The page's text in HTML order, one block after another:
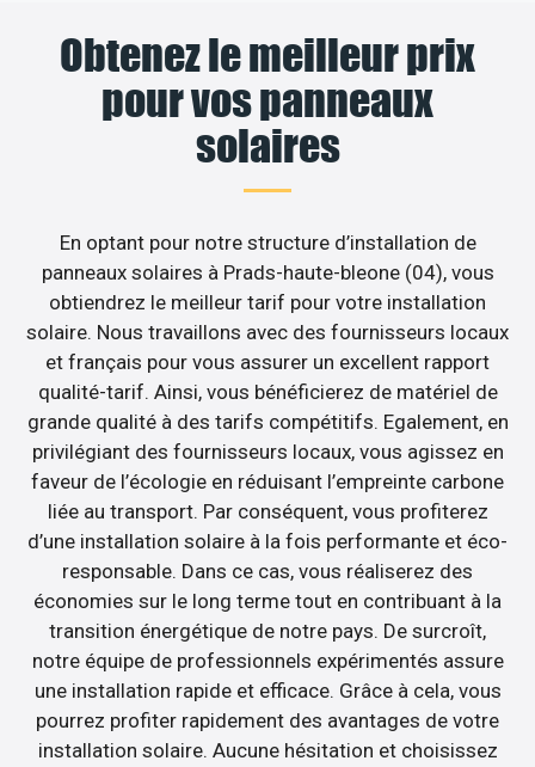
Obtenez le meilleur prix
pour vos panneaux
solaires
En optant pour notre structure d’installation de
panneaux solaires à Prads-haute-bleone (04), vous
obtiendrez le meilleur tarif pour votre installation
solaire. Nous travaillons avec des fournisseurs locaux
et français pour vous assurer un excellent rapport
qualité-tarif. Ainsi, vous bénéficierez de matériel de
grande qualité à des tarifs compétitifs. Egalement, en
privilégiant des fournisseurs locaux, vous agissez en
faveur de l’écologie en réduisant l’empreinte carbone
liée au transport. Par conséquent, vous profiterez
d’une installation solaire à la fois performante et éco-
responsable. Dans ce cas, vous réaliserez des
économies sur le long terme tout en contribuant à la
transition énergétique de notre pays. De surcroît,
notre équipe de professionnels expérimentés assure
une installation rapide et efficace. Grâce à cela, vous
pourrez profiter rapidement des avantages de votre
installation solaire. Aucune hésitation et choisissez